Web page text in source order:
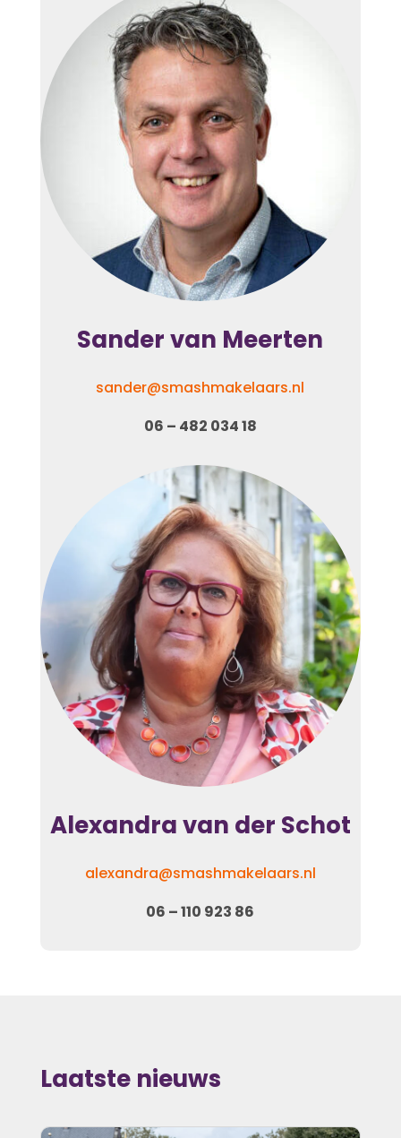
Sander van Meerten
sander@smashmakelaars.nl
06 – 482 034 18
Alexandra van der Schot
alexandra@smashmakelaars.nl
06 – 110 923 86
Laatste nieuws